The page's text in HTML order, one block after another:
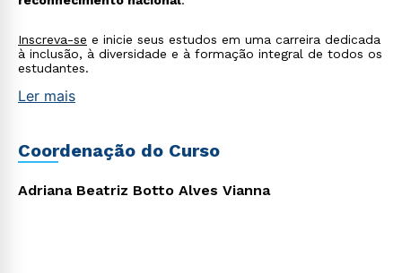
Inscreva-se e inicie seus estudos em uma carreira dedicada
à inclusão, à diversidade e à formação integral de todos os
estudantes.
Ler mais
Coordenação do Curso
Adriana Beatriz Botto Alves Vianna
Estou de acordo com a